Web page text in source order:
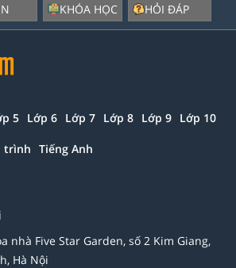
KHÓA HỌC
HỎI ĐÁP
5 Lớp 6 Lớp 7 Lớp 8 Lớp 9 Lớp 10
trình Tiếng Anh
nhà Five Star Garden, số 2 Kim Giang,
Hà Nội